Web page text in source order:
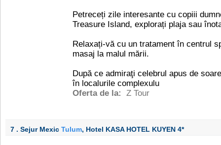
Petreceți zile interesante cu copiii
Treasure Island, explorați plaja sau
Relaxați-vă cu un tratament în centrul
masaj la malul mării.
După ce admiraţi celebrul apus de
în localurile complexulu
Oferta de la:
Z Tour
7 . Sejur Mexic Tulum, Hotel KASA HOTEL KUYEN 4*